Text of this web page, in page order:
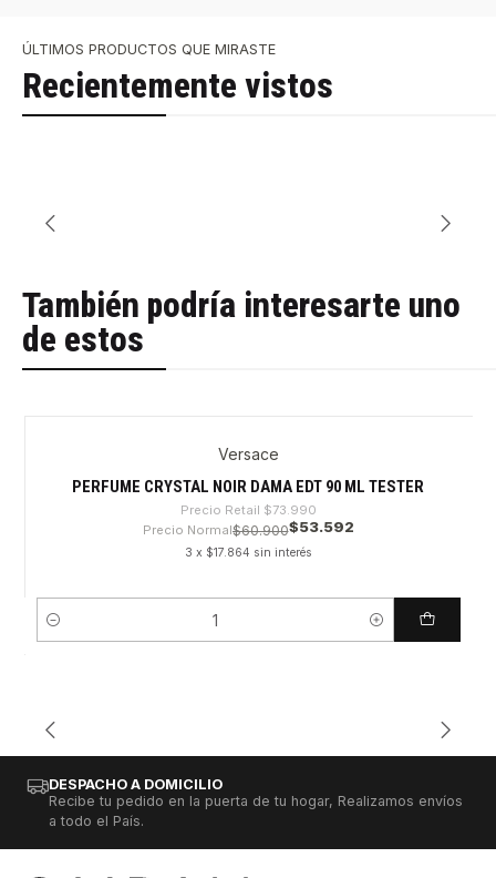
ÚLTIMOS PRODUCTOS QUE MIRASTE
Recientemente vistos
También podría interesarte uno
de estos
Versace
PERFUME CRYSTAL NOIR DAMA EDT 90 ML TESTER
Precio Retail $73.990
Precio Normal$60.900$53.592
3 x $17.864 sin interés
Cantidad
DESPACHO A DOMICILIO
Recibe tu pedido en la puerta de tu hogar, Realizamos envíos
a todo el País.